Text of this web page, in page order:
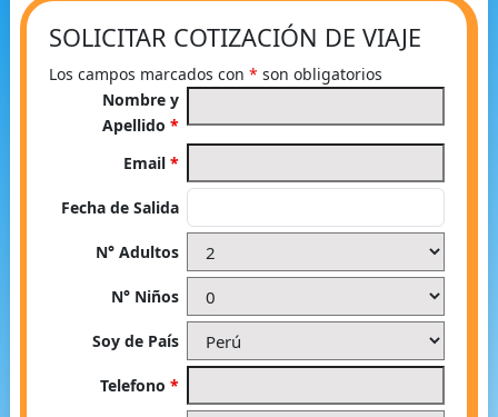
SOLICITAR COTIZACIÓN DE VIAJE
Los campos marcados con * son obligatorios
Nombre y
Apellido*
Email*
Fecha de Salida
N° Adultos
N° Niños
Soy de País
Telefono*